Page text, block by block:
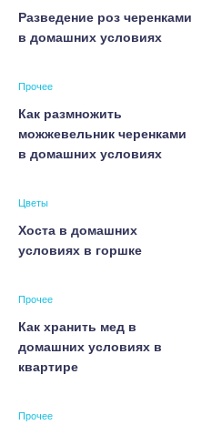
Разведение роз черенками
в домашних условиях
Прочее
Как размножить
можжевельник черенками
в домашних условиях
Цветы
Хоста в домашних
условиях в горшке
Прочее
Как хранить мед в
домашних условиях в
квартире
Прочее